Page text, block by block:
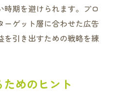
時期を避けられます。プロ
ーゲット層に合わせた広告
を引き出すための戦略を練
めのヒント